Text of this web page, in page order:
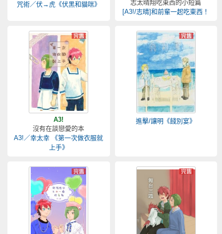
咒術／伏→虎《伏黑和貓咪》
志太晴翔吃東西的小短篇
[A3!/志晴]和前輩一起吃東西！
A3!
沒有在談戀愛的本
A3!／幸太幸 《第一次做衣服就
上手》
進擊/讓明《餞別宴》